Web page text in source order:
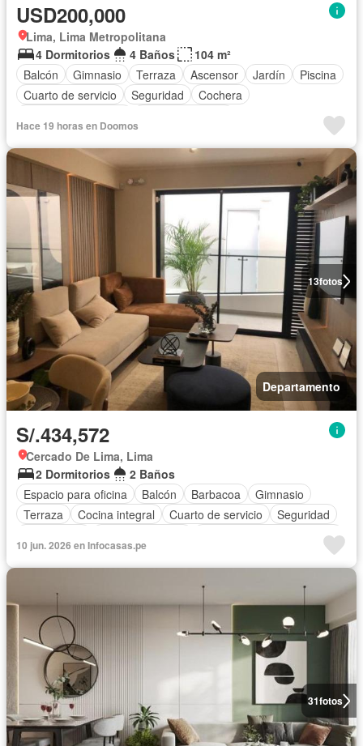
USD200,000
Lima, Lima Metropolitana
4 Dormitorios
4 Baños
104 m²
Balcón
Gimnasio Terraza Ascensor Jardín
Piscina
Cuarto de servicio
Seguridad
Cochera
Completamente amoblado
Hace 19 horas en Doomos
13fotos
Departamento
S/.434,572
Cercado De Lima, Lima
2 Dormitorios
2 Baños
Espacio para oficina
Balcón Barbacoa
Gimnasio
Terraza
Cocina integral Cuarto de servicio
Seguridad
Completamente amoblado
10 jun. 2026 en Infocasas.pe
31fotos